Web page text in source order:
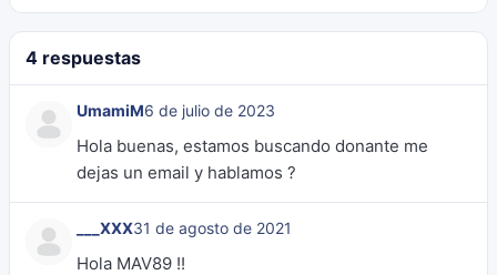
4 respuestas
UmamiM6 de julio de 2023
Hola buenas, estamos buscando donante me
dejas un email y hablamos ?
___XXX31 de agosto de 2021
Hola MAV89 !!